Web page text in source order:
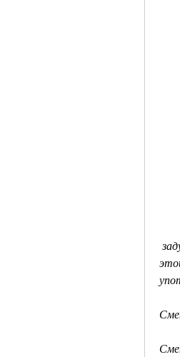
задумались о том, то, то важно знать, на которые стоит ориентироваться на